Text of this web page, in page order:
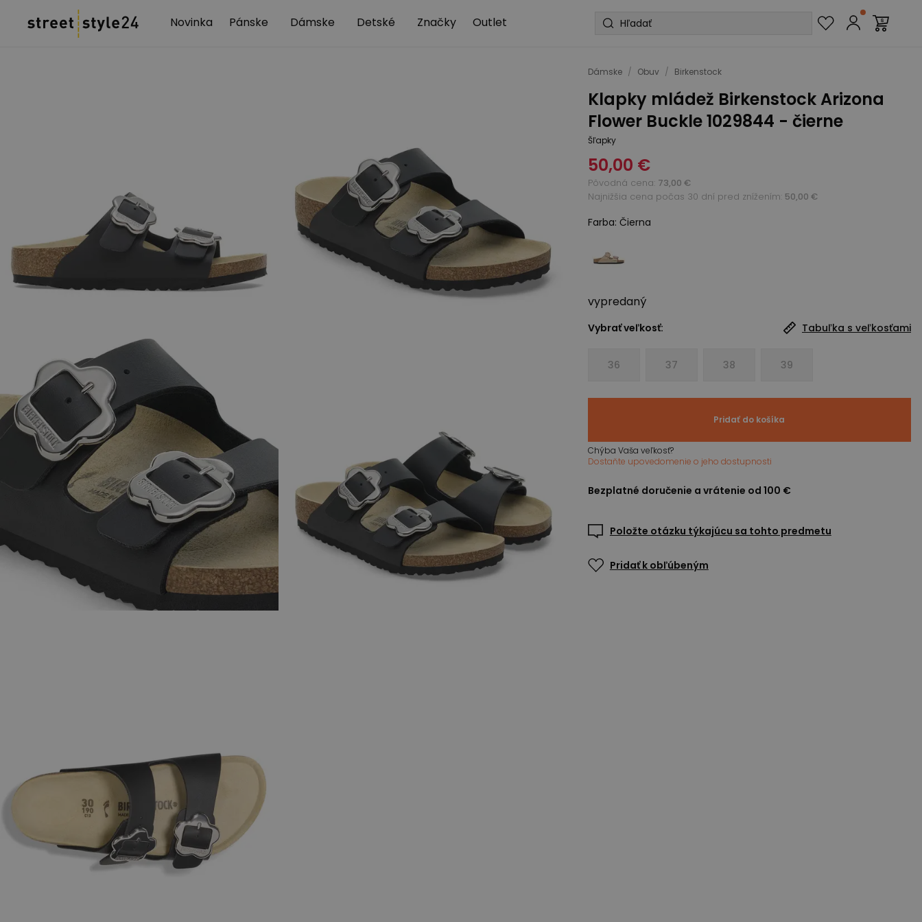
Novinka Pánske Dámske Detské Značky Outlet
Dámske / Obuv / Birkenstock
Klapky mládež Birkenstock Arizona
Flower Buckle 1029844 - čierne
Šľapky
50,00 €
Pôvodná cena 73,00 €
Najnižšia cena počas 30 dní pred znížením: 50,00 €
Farba: Čierna
vypredaný
Vybrať veľkosť: Tabuľka s veľkosťami
36 37 38 39
Pridať do košíka
Chýba Vaša veľkosť?
Dostaňte upovedomenie o jeho dostupnosti
Bezplatné doručenie a vrátenie od 100 €
Položte otázku týkajúcu sa tohto predmetu
Pridať k obľúbeným